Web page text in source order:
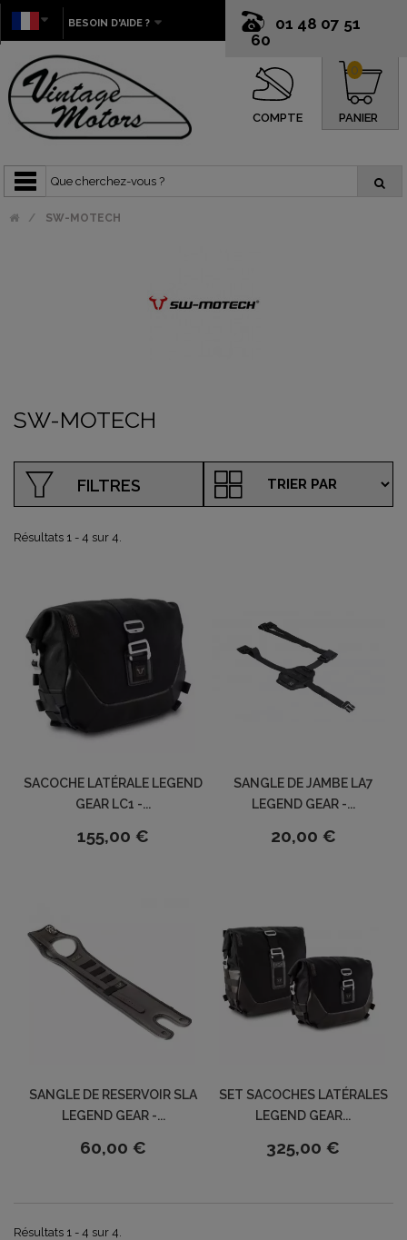
01 48 07 51
60
BESOIN D'AIDE ?
COMPTE PANIER
0
SW-MOTECH
SW-MOTECH
FILTRES
Résultats 1 - 4 sur 4.
SACOCHE LATÉRALE LEGEND
GEAR LC1 -...
155,00 €
SANGLE DE JAMBE LA7
LEGEND GEAR -...
20,00 €
SANGLE DE RESERVOIR SLA
LEGEND GEAR -...
60,00 €
SET SACOCHES LATÉRALES
LEGEND GEAR...
325,00 €
Résultats 1 - 4 sur 4.